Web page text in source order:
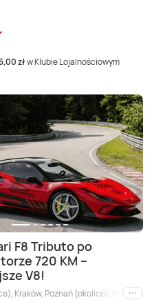
5,00 złw Klubie Lojalnościowym
(okolice), Gdynia (okolice), Gliwice
F8 Tributo po
720 KM –
V8!
Kraków, Poznań (okolice), Wrocław,
i inne